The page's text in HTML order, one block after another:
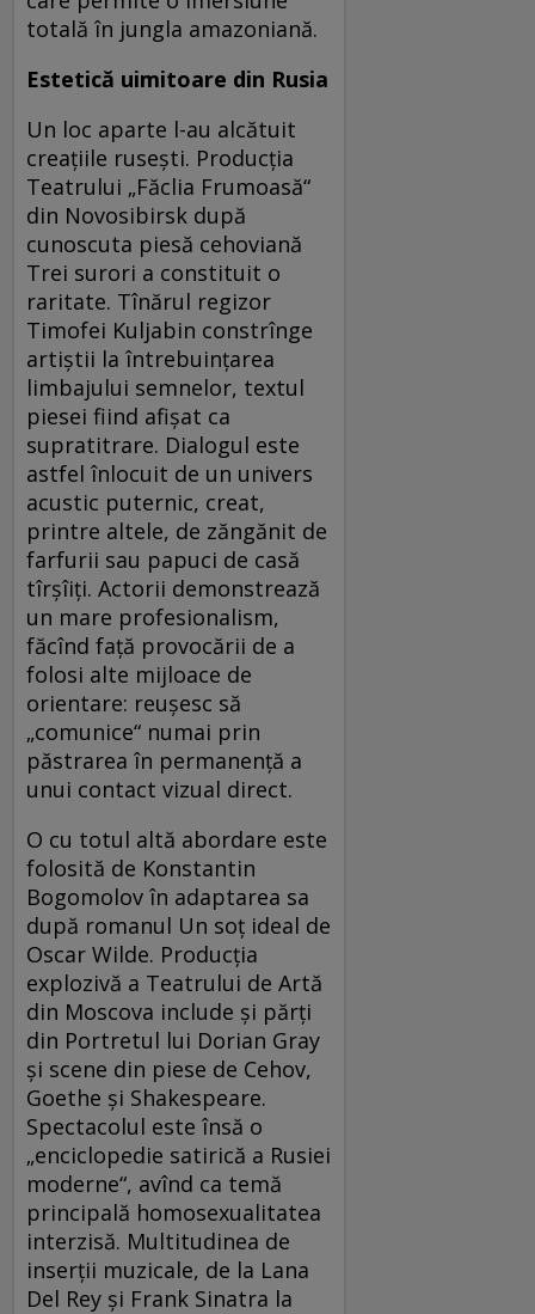
totală în jungla amazoniană.
Estetică uimitoare din Rusia
Un loc aparte l-au alcătuit
creațiile rusești. Producția
Teatrului „Făclia Frumoasă“
din Novosibirsk după
cunoscuta piesă cehoviană
Trei surori a constituit o
raritate. Tînărul regizor
Timofei Kuljabin constrînge
artiștii la întrebuințarea
limbajului semnelor, textul
piesei fiind afișat ca
supratitrare. Dialogul este
astfel înlocuit de un univers
acustic puternic, creat,
printre altele, de zăngănit de
farfurii sau papuci de casă
tîrșîiți. Actorii demonstrează
un mare profesionalism,
făcînd față provocării de a
folosi alte mijloace de
orientare: reușesc să
„comunice“ numai prin
păstrarea în permanență a
unui contact vizual direct.
O cu totul altă abordare este
folosită de Konstantin
Bogomolov în adaptarea sa
după romanul Un soț ideal de
Oscar Wilde. Producția
explozivă a Teatrului de Artă
din Moscova include și părți
din Portretul lui Dorian Gray
și scene din piese de Cehov,
Goethe și Shakespeare.
Spectacolul este însă o
„enciclopedie satirică a Rusiei
moderne“, avînd ca temă
principală homosexualitatea
interzisă. Multitudinea de
inserții muzicale, de la Lana
Del Rey și Frank Sinatra la